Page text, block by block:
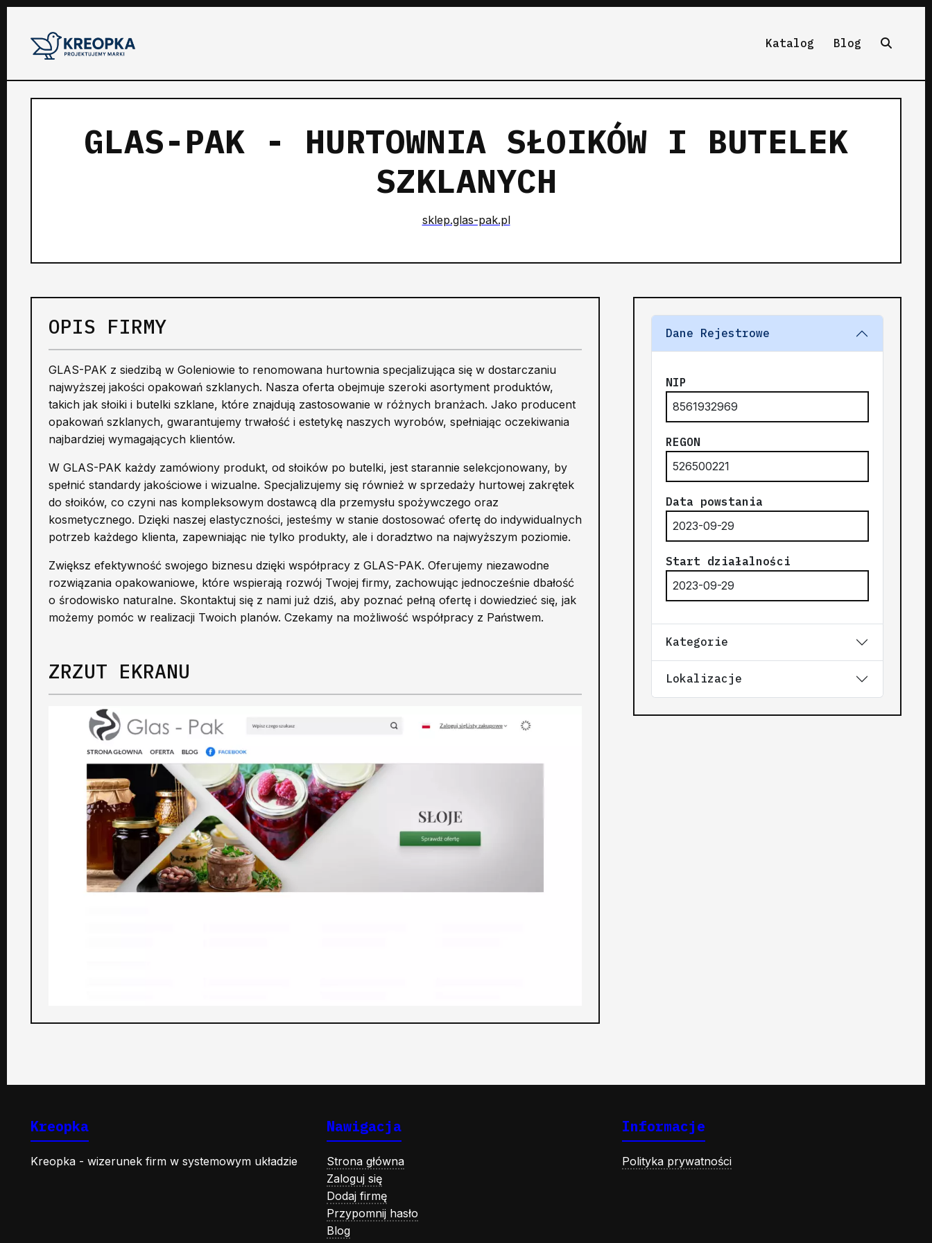
Katalog Blog
GLAS-PAK - HURTOWNIA SŁOIKÓW I BUTELEK
SZKLANYCH
sklep.glas-pak.pl
OPIS FIRMY
GLAS-PAK z siedzibą w Goleniowie to renomowana hurtownia specjalizująca się w dostarczaniu
najwyższej jakości opakowań szklanych. Nasza oferta obejmuje szeroki asortyment produktów,
takich jak słoiki i butelki szklane, które znajdują zastosowanie w różnych branżach. Jako producent
opakowań szklanych, gwarantujemy trwałość i estetykę naszych wyrobów, spełniając oczekiwania
najbardziej wymagających klientów.
W GLAS-PAK każdy zamówiony produkt, od słoików po butelki, jest starannie selekcjonowany, by
spełnić standardy jakościowe i wizualne. Specjalizujemy się również w sprzedaży hurtowej zakrętek
do słoików, co czyni nas kompleksowym dostawcą dla przemysłu spożywczego oraz
kosmetycznego. Dzięki naszej elastyczności, jesteśmy w stanie dostosować ofertę do indywidualnych
potrzeb każdego klienta, zapewniając nie tylko produkty, ale i doradztwo na najwyższym poziomie.
Zwiększ efektywność swojego biznesu dzięki współpracy z GLAS-PAK. Oferujemy niezawodne
rozwiązania opakowaniowe, które wspierają rozwój Twojej firmy, zachowując jednocześnie dbałość
o środowisko naturalne. Skontaktuj się z nami już dziś, aby poznać pełną ofertę i dowiedzieć się, jak
możemy pomóc w realizacji Twoich planów. Czekamy na możliwość współpracy z Państwem.
ZRZUT EKRANU
Dane Rejestrowe
NIP
8561932969
REGON
526500221
Data powstania
2023-09-29
Start działalności
2023-09-29
Kategorie
Lokalizacje
Kreopka
Kreopka - wizerunek firm w systemowym układzie
Nawigacja
Strona główna
Zaloguj się
Dodaj firmę
Przypomnij hasło
Blog
Informacje
Polityka prywatności